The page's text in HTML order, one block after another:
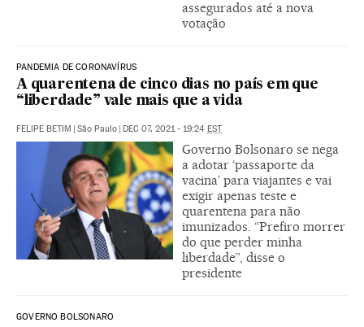
assegurados até a nova
votação
PANDEMIA DE CORONAVÍRUS
A quarentena de cinco dias no país em que
“liberdade” vale mais que a vida
FELIPE BETIM São Paulo DEC 07, 2021 - 19:24 EST
Governo Bolsonaro se nega
a adotar ‘passaporte da
vacina’ para viajantes e vai
exigir apenas teste e
quarentena para não
imunizados. “Prefiro morrer
do que perder minha
liberdade”, disse o
presidente
GOVERNO BOLSONARO